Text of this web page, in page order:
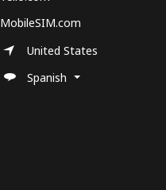
MobileSIM.com
United States
Spanish